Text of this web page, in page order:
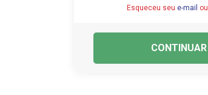
Esqueceu seu e-mail ou
CONTINUAR